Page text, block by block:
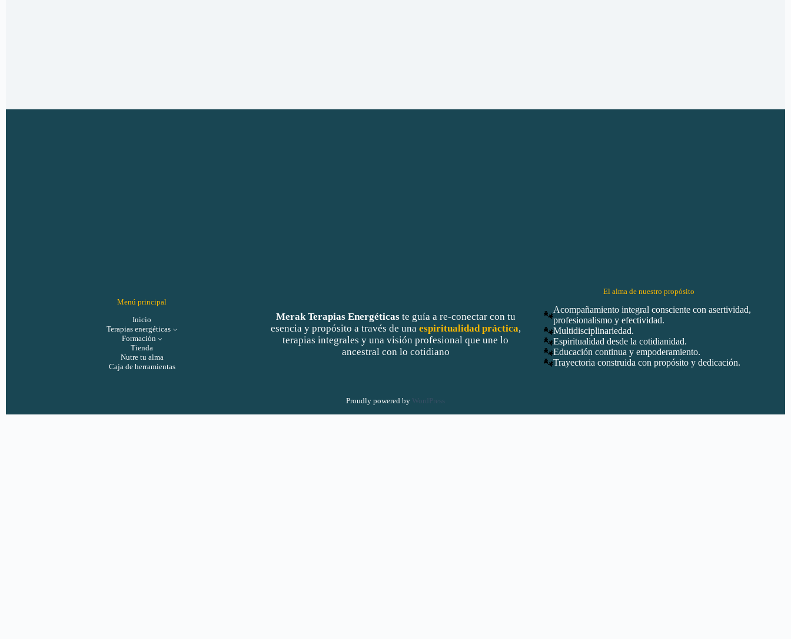
Menú principal
Inicio
Terapias energéticas
Formación
Tienda
Nutre tu alma
Caja de herramientas
Merak Terapias Energéticaste guía a re-conectar con tu
esencia y propósito a través de una espiritualidad práctica,
terapias integrales y una visión profesional que une lo
ancestral con lo cotidiano
El alma de nuestro propósito
Acompañamiento integral consciente con asertividad,
profesionalismo y efectividad.
Multidisciplinariedad.
Espiritualidad desde la cotidianidad.
Educación continua y empoderamiento.
Trayectoria construida con propósito y dedicación.
Proudly powered by WordPress